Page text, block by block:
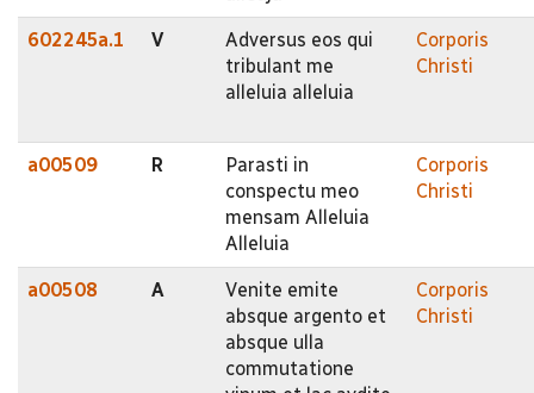
602245a.1 V
Adversus eos qui
tribulant me
alleluia alleluia
Corporis
Christi
a00509 R
Parasti in
conspectu meo
mensam Alleluia
Alleluia
Corporis
Christi
a00508 A
Venite emite
absque argento et
absque ulla
commutatione
Corporis
Christi